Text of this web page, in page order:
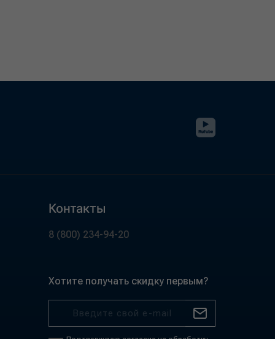
Контакты
8 (800) 234-94-20
Хотите получать скидку первым?